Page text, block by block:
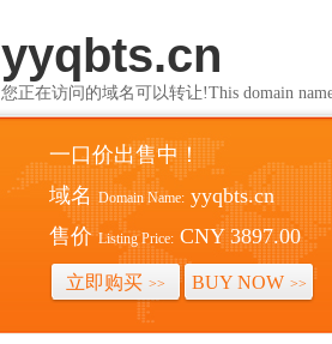
yyqbts.cn
您正在访问的域名可以转让!This domain
一口价出售中！
域名 Domain Name: yyqbts.cn
售价 Listing Price: CNY 3897.00
立即购买 >> BUY NOW >>